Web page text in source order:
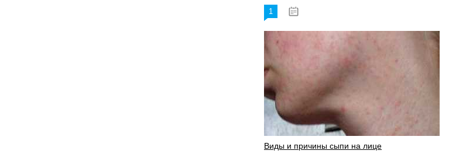
1
Виды и причины сыпи на лице